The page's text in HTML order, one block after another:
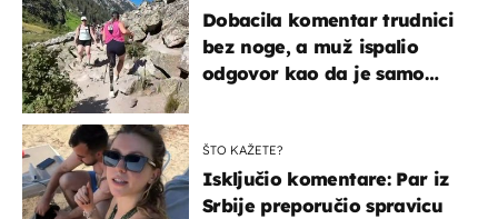
Dobacila komentar trudnici
bez noge, a muž ispalio
odgovor kao da je samo
ŠTO KAŽETE?
Isključio komentare: Par iz
Srbije preporučio spravicu